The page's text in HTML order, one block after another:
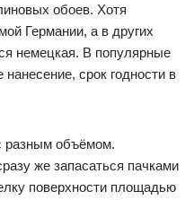
обоев. Хотя
Германии, а в других
немецкая. В популярные
нанесение, срок годности в
разным объёмом.
же запасаться пачками
поверхности площадью